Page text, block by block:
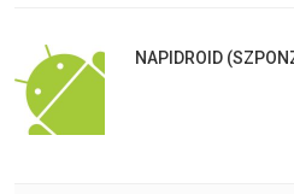
NAPIDROID